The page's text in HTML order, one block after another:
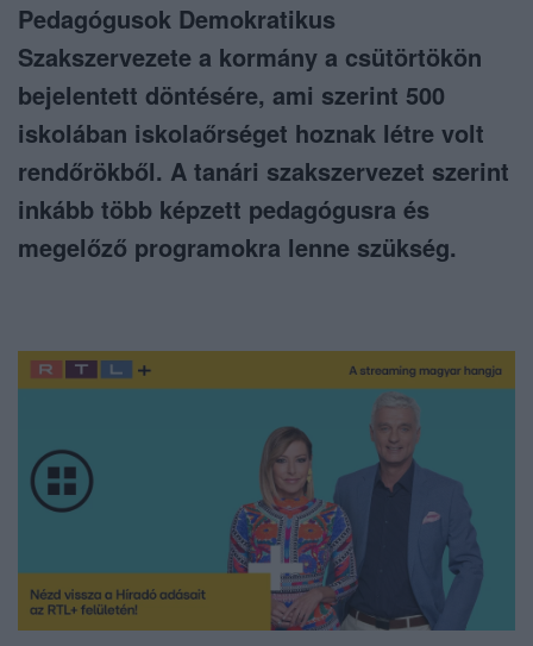
Pedagógusok Demokratikus
Szakszervezete a kormány a csütörtökön
bejelentett döntésére, ami szerint 500
iskolában iskolaőrséget hoznak létre volt
rendőrökből. A tanári szakszervezet szerint
inkább több képzett pedagógusra és
megelőző programokra lenne szükség.